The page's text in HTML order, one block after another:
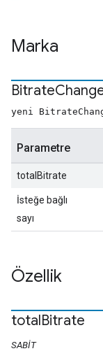
Marka
Bitrate
yeni
Parametre
totalBitrate
İsteğe bağlı
sayı
Özellik
totalBitrate
SABIT